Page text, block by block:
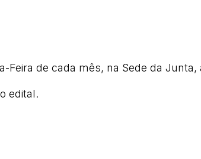
Feira de cada mês, na Sede da
o edital.